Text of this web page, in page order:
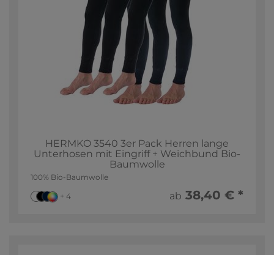
HERMKO 3540 3er Pack Herren lange
Unterhosen mit Eingriff + Weichbund Bio-
Baumwolle
100% Bio-Baumwolle
+ 4 ab 38,40 € *